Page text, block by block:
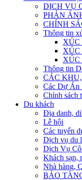
DỊCH VỤ
PHẢN
CHÍNH
Thông tin
XÚC
XÚC
Thông tin
CÁC
Các Dự Án
Chính sách
Du khách
Địa danh,
Lễ hội
Các tuyến
Dịch vụ du
Dịch Vụ
Khách sạn,
Nhà hàng,
BẢO